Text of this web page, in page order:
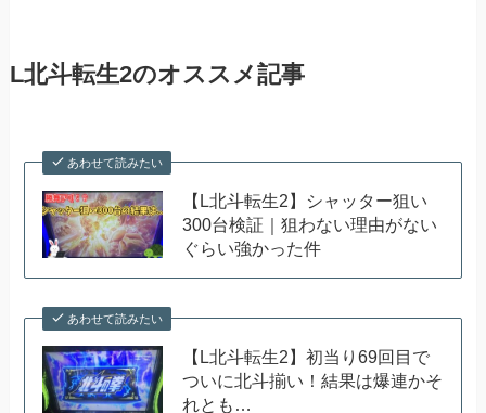
L北斗転生2のオススメ記事
あわせて読みたい
【L北斗転生2】シャッター狙い
300台検証｜狙わない理由がない
ぐらい強かった件
あわせて読みたい
【L北斗転生2】初当り69回目で
ついに北斗揃い！結果は爆連かそ
れとも…